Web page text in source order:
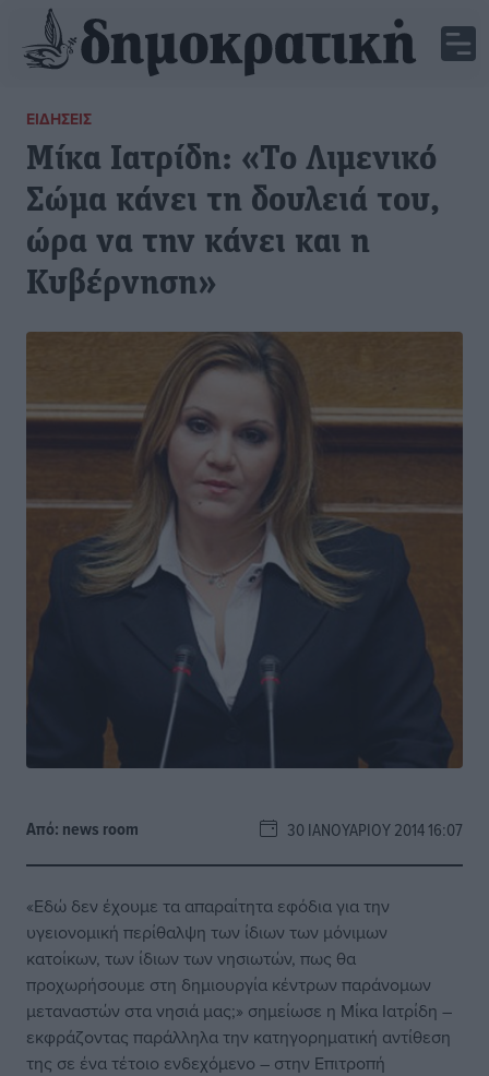
ΕΙΔΉΣΕΙΣ
Μίκα Ιατρίδη: «Το Λιμενικό
Σώμα κάνει τη δουλειά του,
ώρα να την κάνει και η
Κυβέρνηση»
Από: news room 30 ΙΑΝΟΥΑΡΊΟΥ 2014 16:07
«Εδώ δεν έχουμε τα απαραίτητα εφόδια για την
υγειονομική περίθαλψη των ίδιων των μόνιμων
κατοίκων, των ίδιων των νησιωτών, πως θα
προχωρήσουμε στη δημιουργία κέντρων παράνομων
μεταναστών στα νησιά μας;» σημείωσε η Μίκα Ιατρίδη –
εκφράζοντας παράλληλα την κατηγορηματική αντίθεση
της σε ένα τέτοιο ενδεχόμενο – στην Επιτροπή